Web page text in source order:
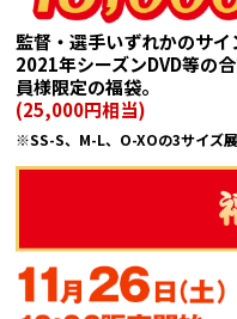
監督・選手いずれかのサイ
2021年シーズンDVD等の
員様限定の福袋。
(25,000円相当)
※SS-S、M-L、O-XOの3サイズ